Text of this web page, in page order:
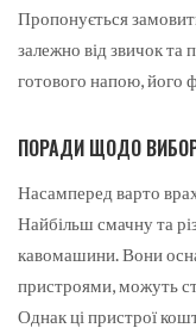
Пропонується
залежно від звичок та
готового напою, його
ПОРАДИ ЩОДО
Насамперед варто
Найбільш смачну та
кавомашини. Вони
пристроями, можуть
Однак ці пристрої